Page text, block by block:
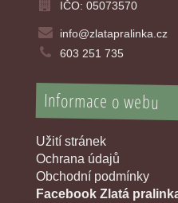
IČO: 05073570
info@zlatapralinka.cz
603 251 735
Informace o webu
Užití stránek
Ochrana údajů
Obchodní podmínky
Facebook Zlatá